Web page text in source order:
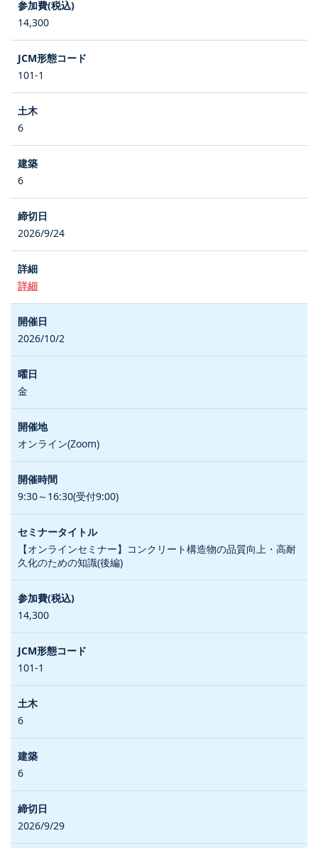
14,300
101-1
6
6
2026/9/24
詳細
2026/10/2
金
オンライン(Zoom)
9:30～16:30(受付9:00)
【オンラインセミナー】コンクリート構造物の品質向上・高耐
久化のための知識(後編)
14,300
101-1
6
6
2026/9/29